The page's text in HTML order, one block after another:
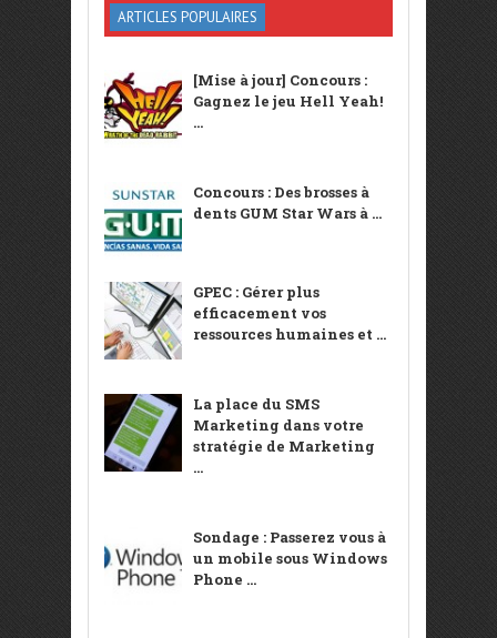
ARTICLES POPULAIRES
[Mise à jour] Concours :
Gagnez le jeu Hell Yeah!
...
Concours : Des brosses à
dents GUM Star Wars à ...
GPEC : Gérer plus
efficacement vos
ressources humaines et ...
La place du SMS
Marketing dans votre
stratégie de Marketing
...
Sondage : Passerez vous à
un mobile sous Windows
Phone ...